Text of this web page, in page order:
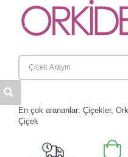
Anasayfa
Kategoriler
İletişim
En çok arananlar: Çiçekler,
Çiçek